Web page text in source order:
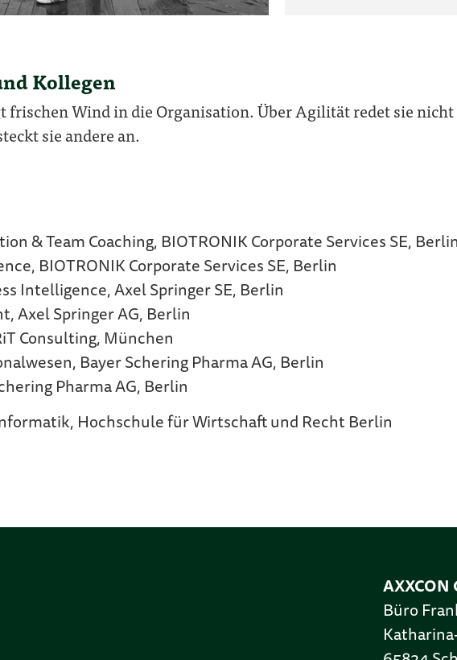
Kollegen
frischen Wind in die Organisation. Über Agilität redet sie
sie andere an.
& Team Coaching, BIOTRONIK Corporate Services SE,
BIOTRONIK Corporate Services SE, Berlin
Intelligence, Axel Springer SE, Berlin
Axel Springer AG, Berlin
Consulting, München
Bayer Schering Pharma AG, Berlin
Pharma AG, Berlin
Hochschule für Wirtschaft und Recht Berlin
AXXCON
Büro